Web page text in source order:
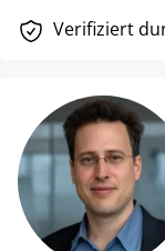
Verifiziert